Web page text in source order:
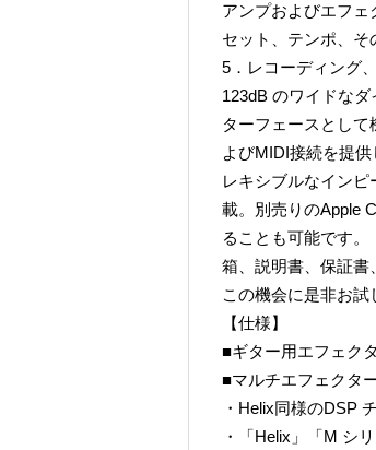
アンプおよびエフェ
セット、テンポ、そ
5．レコーディング
123dB のワイドな
ターフェースとし
よびMIDI接続を提
レキシブルなイン
載。別売りのApple
ることも可能です。
箱、説明書、保証書
この機会に是非お試
【仕様】
■ギター用エフェク
■マルチエフェクタ
・Helix同様のDSP
・「Helix」「M シ